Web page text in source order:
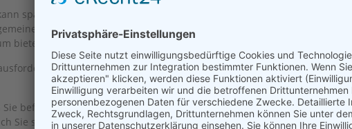
später zum Verlust an Selbstvertrauen oder innerer Ruhe führen. Auch
Konzentration kann beeinträchtigt sein. Auch das Wortverständnis
bietet.
allein aus dem Hörsinn ergeben? Was wäre wohl, wenn
befähigt zu erkennen, wie wichtig es ist, unseren Sinnen den
Sie selbst Ihre Potentiale noch mehr ausschöpfen.